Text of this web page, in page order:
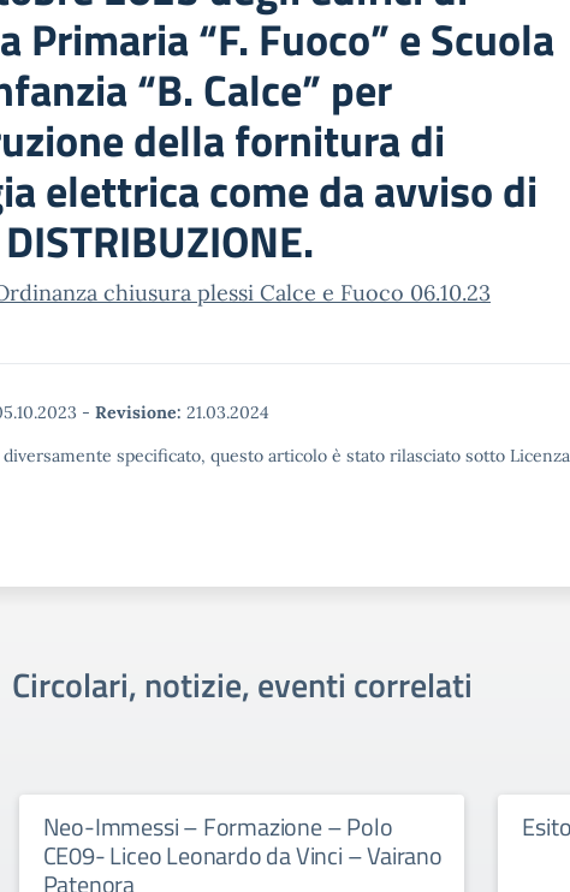
Primaria “F. Fuoco” e Scuola
“B. Calce” per
della fornitura di
elettrica come da avviso di
chiusura plessi Calce e Fuoco 06.10.23
- Revisione: 21.03.2024
specificato, questo articolo è stato rilasciato sotto
Circolari, notizie, eventi correlati
Neo-Immessi – Formazione – Polo
CE09- Liceo Leonardo da Vinci – Vairano
Patenora